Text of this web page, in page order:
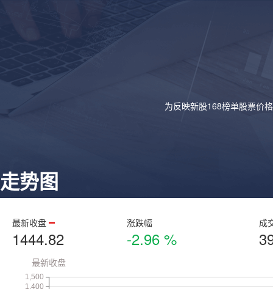
为反映新股168榜单股票价
走势图
最新收盘
1444.82
涨跌幅
-2.96 %
成